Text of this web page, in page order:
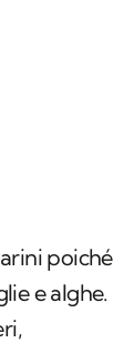
poiché
e alghe.